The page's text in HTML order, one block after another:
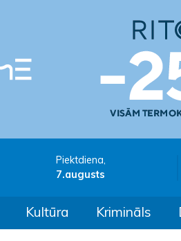
Piektdiena,
7.augusts
Kultūra Krimināls